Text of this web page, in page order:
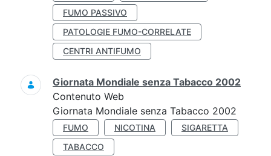
FUMO PASSIVO
PATOLOGIE FUMO-CORRELATE
CENTRI ANTIFUMO
Giornata Mondiale senza Tabacco 2002
Contenuto Web
Giornata Mondiale senza Tabacco 2002
FUMO NICOTINA
SIGARETTA
TABACCO